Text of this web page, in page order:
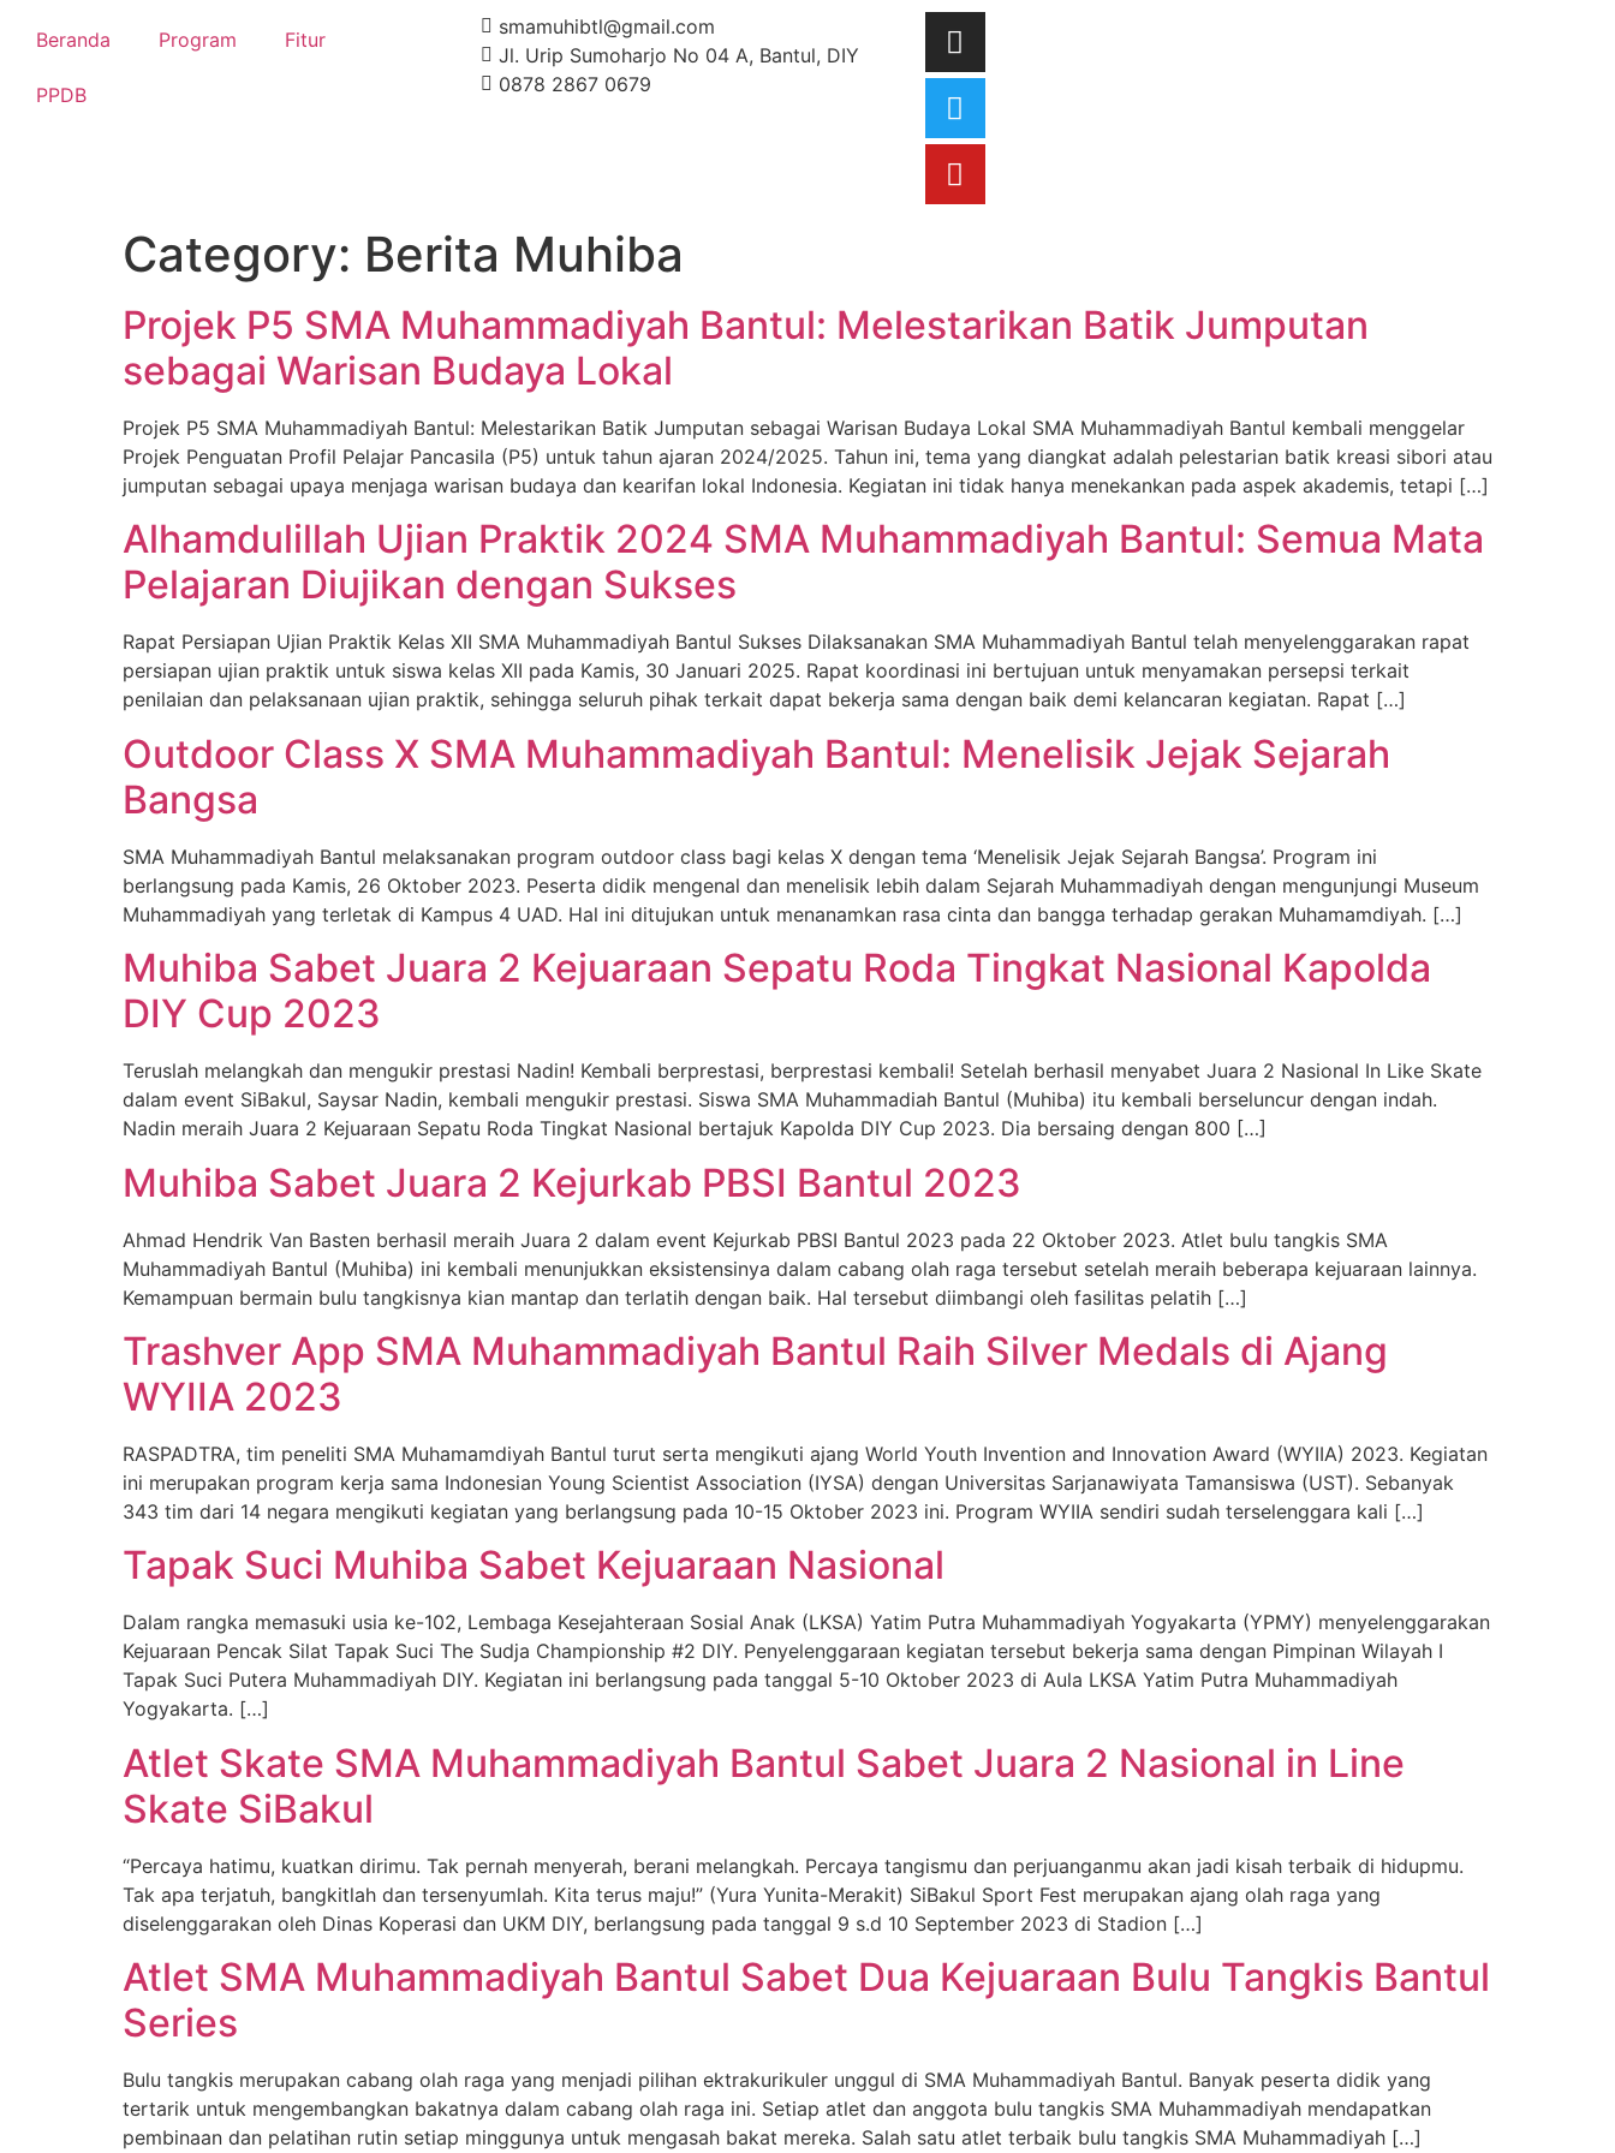
Beranda Program Fitur
PPDB
smamuhibtl@gmail.com
Jl. Urip Sumoharjo No 04 A, Bantul, DIY
0878 2867 0679
Category: Berita Muhiba
Projek P5 SMA Muhammadiyah Bantul: Melestarikan Batik Jumputan
sebagai Warisan Budaya Lokal
Projek P5 SMA Muhammadiyah Bantul: Melestarikan Batik Jumputan sebagai Warisan Budaya Lokal SMA Muhammadiyah Bantul kembali menggelar
Projek Penguatan Profil Pelajar Pancasila (P5) untuk tahun ajaran 2024/2025. Tahun ini, tema yang diangkat adalah pelestarian batik kreasi sibori atau
jumputan sebagai upaya menjaga warisan budaya dan kearifan lokal Indonesia. Kegiatan ini tidak hanya menekankan pada aspek akademis, tetapi […]
Alhamdulillah Ujian Praktik 2024 SMA Muhammadiyah Bantul: Semua Mata
Pelajaran Diujikan dengan Sukses
Rapat Persiapan Ujian Praktik Kelas XII SMA Muhammadiyah Bantul Sukses Dilaksanakan SMA Muhammadiyah Bantul telah menyelenggarakan rapat
persiapan ujian praktik untuk siswa kelas XII pada Kamis, 30 Januari 2025. Rapat koordinasi ini bertujuan untuk menyamakan persepsi terkait
penilaian dan pelaksanaan ujian praktik, sehingga seluruh pihak terkait dapat bekerja sama dengan baik demi kelancaran kegiatan. Rapat […]
Outdoor Class X SMA Muhammadiyah Bantul: Menelisik Jejak Sejarah
Bangsa
SMA Muhammadiyah Bantul melaksanakan program outdoor class bagi kelas X dengan tema ‘Menelisik Jejak Sejarah Bangsa’. Program ini
berlangsung pada Kamis, 26 Oktober 2023. Peserta didik mengenal dan menelisik lebih dalam Sejarah Muhammadiyah dengan mengunjungi Museum
Muhammadiyah yang terletak di Kampus 4 UAD. Hal ini ditujukan untuk menanamkan rasa cinta dan bangga terhadap gerakan Muhamamdiyah. […]
Muhiba Sabet Juara 2 Kejuaraan Sepatu Roda Tingkat Nasional Kapolda
DIY Cup 2023
Teruslah melangkah dan mengukir prestasi Nadin! Kembali berprestasi, berprestasi kembali! Setelah berhasil menyabet Juara 2 Nasional In Like Skate
dalam event SiBakul, Saysar Nadin, kembali mengukir prestasi. Siswa SMA Muhammadiah Bantul (Muhiba) itu kembali berseluncur dengan indah.
Nadin meraih Juara 2 Kejuaraan Sepatu Roda Tingkat Nasional bertajuk Kapolda DIY Cup 2023. Dia bersaing dengan 800 […]
Muhiba Sabet Juara 2 Kejurkab PBSI Bantul 2023
Ahmad Hendrik Van Basten berhasil meraih Juara 2 dalam event Kejurkab PBSI Bantul 2023 pada 22 Oktober 2023. Atlet bulu tangkis SMA
Muhammadiyah Bantul (Muhiba) ini kembali menunjukkan eksistensinya dalam cabang olah raga tersebut setelah meraih beberapa kejuaraan lainnya.
Kemampuan bermain bulu tangkisnya kian mantap dan terlatih dengan baik. Hal tersebut diimbangi oleh fasilitas pelatih […]
Trashver App SMA Muhammadiyah Bantul Raih Silver Medals di Ajang
WYIIA 2023
RASPADTRA, tim peneliti SMA Muhamamdiyah Bantul turut serta mengikuti ajang World Youth Invention and Innovation Award (WYIIA) 2023. Kegiatan
ini merupakan program kerja sama Indonesian Young Scientist Association (IYSA) dengan Universitas Sarjanawiyata Tamansiswa (UST). Sebanyak
343 tim dari 14 negara mengikuti kegiatan yang berlangsung pada 10-15 Oktober 2023 ini. Program WYIIA sendiri sudah terselenggara kali […]
Tapak Suci Muhiba Sabet Kejuaraan Nasional
Dalam rangka memasuki usia ke-102, Lembaga Kesejahteraan Sosial Anak (LKSA) Yatim Putra Muhammadiyah Yogyakarta (YPMY) menyelenggarakan
Kejuaraan Pencak Silat Tapak Suci The Sudja Championship #2 DIY. Penyelenggaraan kegiatan tersebut bekerja sama dengan Pimpinan Wilayah I
Tapak Suci Putera Muhammadiyah DIY. Kegiatan ini berlangsung pada tanggal 5-10 Oktober 2023 di Aula LKSA Yatim Putra Muhammadiyah
Yogyakarta. […]
Atlet Skate SMA Muhammadiyah Bantul Sabet Juara 2 Nasional in Line
Skate SiBakul
“Percaya hatimu, kuatkan dirimu. Tak pernah menyerah, berani melangkah. Percaya tangismu dan perjuanganmu akan jadi kisah terbaik di hidupmu.
Tak apa terjatuh, bangkitlah dan tersenyumlah. Kita terus maju!” (Yura Yunita-Merakit) SiBakul Sport Fest merupakan ajang olah raga yang
diselenggarakan oleh Dinas Koperasi dan UKM DIY, berlangsung pada tanggal 9 s.d 10 September 2023 di Stadion […]
Atlet SMA Muhammadiyah Bantul Sabet Dua Kejuaraan Bulu Tangkis Bantul
Series
Bulu tangkis merupakan cabang olah raga yang menjadi pilihan ektrakurikuler unggul di SMA Muhammadiyah Bantul. Banyak peserta didik yang
tertarik untuk mengembangkan bakatnya dalam cabang olah raga ini. Setiap atlet dan anggota bulu tangkis SMA Muhammadiyah mendapatkan
pembinaan dan pelatihan rutin setiap minggunya untuk mengasah bakat mereka. Salah satu atlet terbaik bulu tangkis SMA Muhammadiyah […]